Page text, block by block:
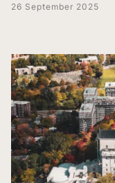
26 September 2025